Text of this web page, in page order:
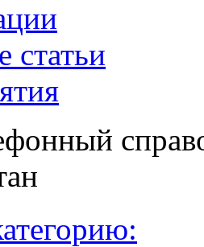
статьи